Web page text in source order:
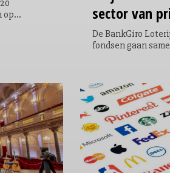
op
sector van
De BankGiro
fondsen gaan
16 miljoen euro
opgerichte - en